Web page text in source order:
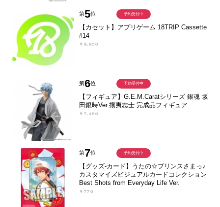
第5位
【カセット】アプリゲーム 18TRIP Cassette
#14
￥8,800
予約受付中
第6位
【フィギュア】G.E.M.Caratシリーズ 銀魂 坂
田銀時Ver.攘夷志士 完成品フィギュア
￥7,480
予約受付中
第7位
【グッズ-カード】うたの☆プリンスさまっ♪
カスタマイズビジュアルカードコレクション
Best Shots from Everyday Life Ver.
￥770
予約受付中